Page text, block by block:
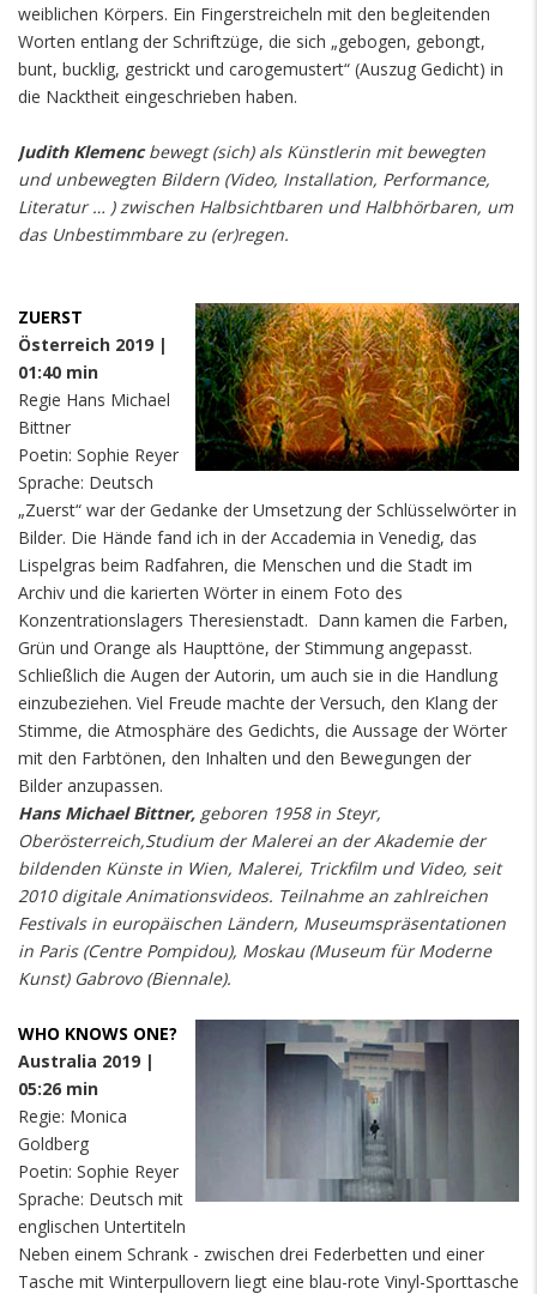
weiblichen Körpers. Ein Fingerstreicheln mit den begleitenden
Worten entlang der Schriftzüge, die sich „gebogen, gebongt,
bunt, bucklig, gestrickt und carogemustert“ (Auszug Gedicht) in
die Nacktheit eingeschrieben haben.
Judith Klemencbewegt (sich) als Künstlerin mit bewegten
und unbewegten Bildern (Video, Installation, Performance,
Literatur … ) zwischen Halbsichtbaren und Halbhörbaren, um
das Unbestimmbare zu (er)regen.
ZUERST
Österreich 2019 |
01:40 min
Regie Hans Michael
Bittner
Poetin: Sophie Reyer
Sprache: Deutsch
„Zuerst“ war der Gedanke der Umsetzung der Schlüsselwörter in
Bilder. Die Hände fand ich in der Accademia in Venedig, das
Lispelgras beim Radfahren, die Menschen und die Stadt im
Archiv und die karierten Wörter in einem Foto des
Konzentrationslagers Theresienstadt. Dann kamen die Farben,
Grün und Orange als Haupttöne, der Stimmung angepasst.
Schließlich die Augen der Autorin, um auch sie in die Handlung
einzubeziehen. Viel Freude machte der Versuch, den Klang der
Stimme, die Atmosphäre des Gedichts, die Aussage der Wörter
mit den Farbtönen, den Inhalten und den Bewegungen der
Bilder anzupassen.
Hans Michael Bittner, geboren 1958 in Steyr,
Oberösterreich,Studium der Malerei an der Akademie der
bildenden Künste in Wien, Malerei, Trickfilm und Video, seit
2010 digitale Animationsvideos. Teilnahme an zahlreichen
Festivals in europäischen Ländern, Museumspräsentationen
in Paris (Centre Pompidou), Moskau (Museum für Moderne
Kunst) Gabrovo (Biennale).
WHO KNOWS ONE?
Australia 2019 |
05:26 min
Regie: Monica
Goldberg
Poetin: Sophie Reyer
Sprache: Deutsch mit
englischen Untertiteln
Neben einem Schrank - zwischen drei Federbetten und einer
Tasche mit Winterpullovern liegt eine blau-rote Vinyl-Sporttasche